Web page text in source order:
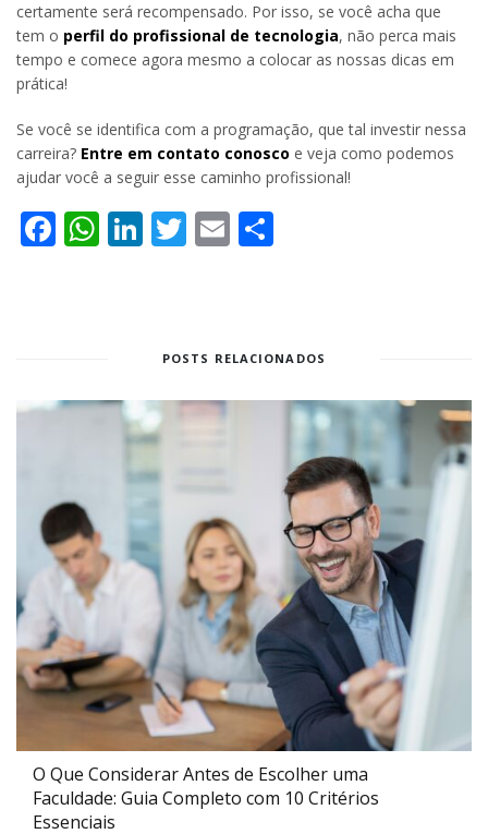
certamente será recompensado. Por isso, se você acha que
tem o perfil do profissional de tecnologia, não perca mais
tempo e comece agora mesmo a colocar as nossas dicas em
prática!
Se você se identifica com a programação, que tal investir nessa
carreira? Entre em contato conosco e veja como podemos
ajudar você a seguir esse caminho profissional!
Facebook
WhatsApp
LinkedIn
Twitter
Email
POSTS RELACIONADOS
O Que Considerar Antes de Escolher uma
Faculdade: Guia Completo com 10 Critérios
Essenciais